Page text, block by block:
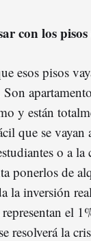
con los
esos pisos
y están
que se
o a
ponerlos de
la inversión
el
resolverá la